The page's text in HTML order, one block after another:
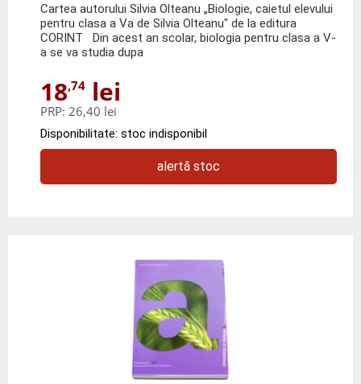
Cartea autorului Silvia Olteanu „Biologie, caietul elevului
pentru clasa a Va de Silvia Olteanu" de la editura
CORINT Din acest an scolar, biologia pentru clasa a V-
a se va studia dupa
18,74 lei
PRP: 26,40 lei
Disponibilitate: stoc indisponibil
alertă stoc